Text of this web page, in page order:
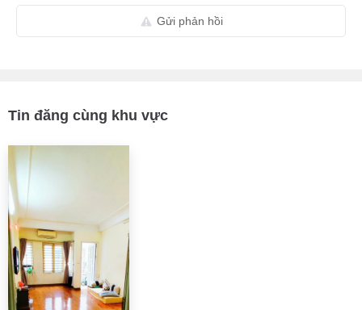
Gửi phản hồi
Tin đăng cùng khu vực